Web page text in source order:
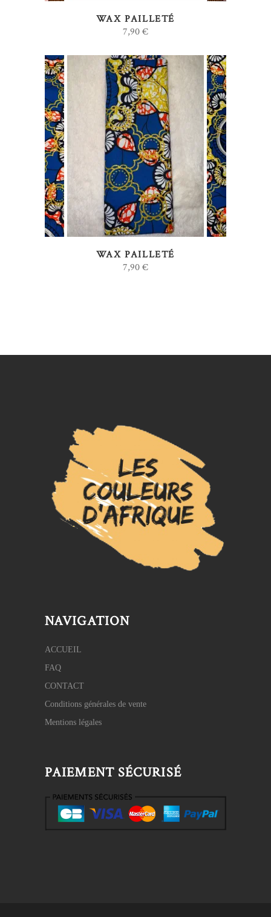
WAX PAILLETÉ
7,90€
AJOUTER AU PANIER
WAX PAILLETÉ
7,90€
NAVIGATION
ACCUEIL
FAQ
CONTACT
Conditions générales de vente
Mentions légales
PAIEMENT SÉCURISÉ